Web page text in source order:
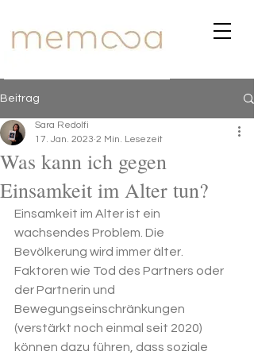
Beitrag
Was kann ich gegen
Einsamkeit im Alter tun?
Sara Redolfi
17. Jan. 2023 2 Min. Lesezeit
Einsamkeit im Alter ist ein
wachsendes Problem. Die
Bevölkerung wird immer älter.
Faktoren wie Tod des Partners oder
der Partnerin und
Bewegungseinschränkungen
(verstärkt noch einmal seit 2020)
können dazu führen, dass soziale